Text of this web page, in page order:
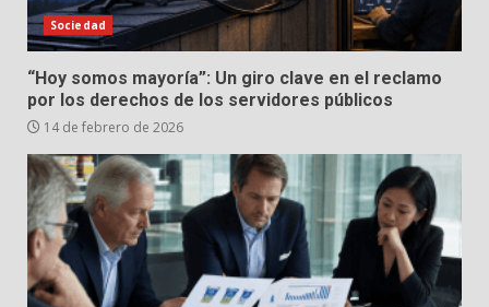
Sociedad
“Hoy somos mayoría”: Un giro clave en el reclamo
por los derechos de los servidores públicos
14 de febrero de 2026